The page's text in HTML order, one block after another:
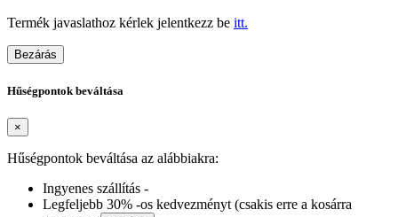
Termék javaslathoz kérlek jelentkezz be itt.
Bezárás
Hűségpontok beváltása
×
Hűségpontok beváltása az alábbiakra:
Ingyenes szállítás -
Legfeljebb 30% -os kedvezményt (csakis erre a kosárra